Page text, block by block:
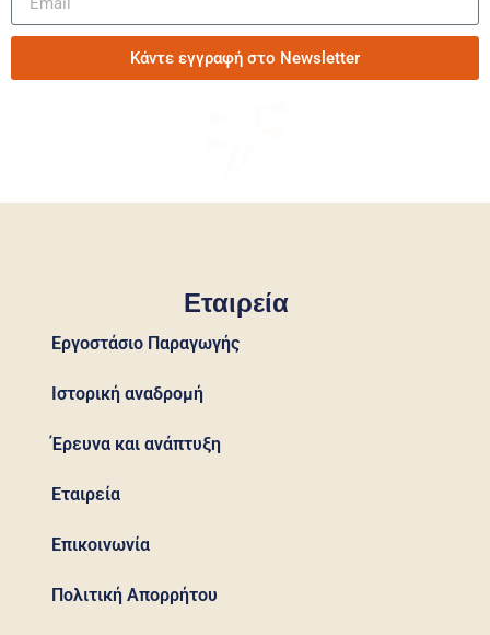
Κάντε εγγραφή στο Newsletter
Εταιρεία
Εργοστάσιο Παραγωγής
Ιστορική αναδρομή
Έρευνα και ανάπτυξη
Εταιρεία
Επικοινωνία
Πολιτική Απορρήτου